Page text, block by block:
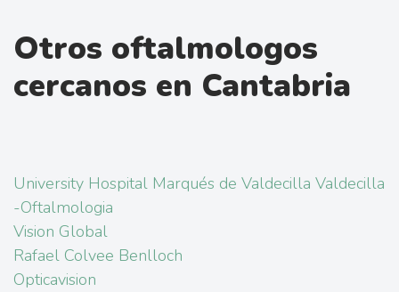
Otros oftalmologos
cercanos en Cantabria
University Hospital Marqués de Valdecilla Valdecilla
-Oftalmologia
Vision Global
Rafael Colvee Benlloch
Opticavision